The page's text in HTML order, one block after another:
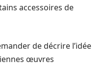
accessoires de
de décrire l’idée
œuvres